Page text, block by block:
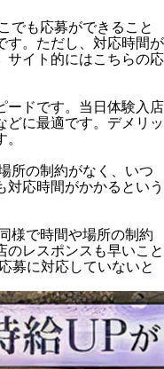
でも応募ができること
す。ただし、対応時間が
サイト的にはこちらの応
ードです。当日体験入店
どに最適です。デメリッ
所の制約がなく、いつ
対応時間がかかるという
様で時間や場所の制約
のレスポンスも早いこと
募に対応していないと